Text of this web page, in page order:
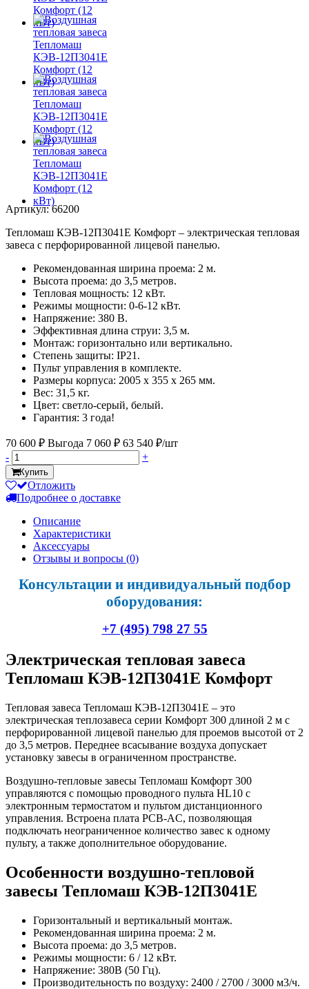
Артикул: 66200
Тепломаш КЭВ-12П3041Е Комфорт – электрическая тепловая
завеса с перфорированной лицевой панелью.
Рекомендованная ширина проема: 2 м.
Высота проема: до 3,5 метров.
Тепловая мощность: 12 кВт.
Режимы мощности: 0-6-12 кВт.
Напряжение: 380 В.
Эффективная длина струи: 3,5 м.
Монтаж: горизонтально или вертикально.
Степень защиты: IP21.
Пульт управления в комплекте.
Размеры корпуса: 2005 х 355 х 265 мм.
Вес: 31,5 кг.
Цвет: светло-серый, белый.
Гарантия: 3 года!
70 600 ₽ Выгода 7 060 ₽ 63 540 ₽/шт
-
+
Купить
Отложить
Подробнее о доставке
Описание
Характеристики
Аксессуары
Отзывы и вопросы (0)
Консультации и индивидуальный подбор
оборудования:
+7 (495) 798 27 55
Электрическая тепловая завеса
Тепломаш КЭВ-12П3041Е Комфорт
Тепловая завеса Тепломаш КЭВ-12П3041Е – это
электрическая теплозавеса серии Комфорт 300 длиной 2 м с
перфорированной лицевой панелью для проемов высотой от 2
до 3,5 метров. Переднее всасывание воздуха допускает
установку завесы в ограниченном пространстве.
Воздушно-тепловые завесы Тепломаш Комфорт 300
управляются с помощью проводного пульта HL10 с
электронным термостатом и пультом дистанционного
управления. Встроена плата PCB-AC, позволяющая
подключать неограниченное количество завес к одному
пульту, а также дополнительное оборудование.
Особенности воздушно-тепловой
завесы Тепломаш КЭВ-12П3041Е
Горизонтальный и вертикальный монтаж.
Рекомендованная ширина проема: 2 м.
Высота проема: до 3,5 метров.
Режимы мощности: 6 / 12 кВт.
Напряжение: 380В (50 Гц).
Производительность по воздуху: 2400 / 2700 / 3000 м3/ч.